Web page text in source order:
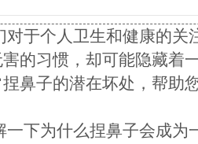
对于个人卫生和健康的关
的习惯，却可能隐藏着
鼻子的潜在坏处，帮助
一下为什么捏鼻子会成为